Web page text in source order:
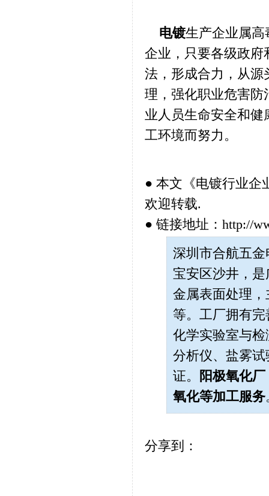
电镀生产企业属
企业，只要各级政府
法，形成合力，从源
理，强化职业危害防
业人员生命安全和
工环境而努力。
● 本文《电镀行业企
欢迎转载.
● 链接地址：http://
深圳市合航五金
宝安区沙井，
金属表面处理
等。工厂拥有
化学实验室与检
分析仪、盐雾
证。
阳极氧化厂
氧化等加工服务
分享到：